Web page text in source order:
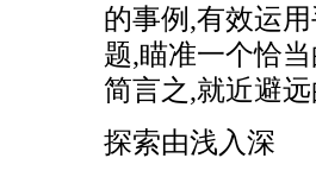
的事例,有效运
题,瞄准一个恰
简言之,就近避
探索由浅入深